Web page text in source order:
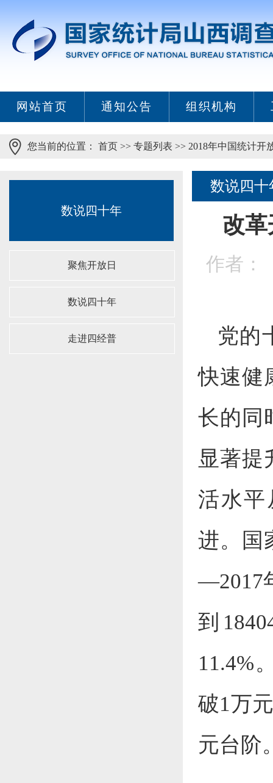
网站首页 通知公告 组织机构
您当前的位置： 首页 >> 专题列表 >> 2018年中国统计开
数说四十年
聚焦开放日
数说四十年
走进四经普
数说四十
改
作者：
党的
快速健
长的同
显著提
活水平
进。国
—2017
到
11.4%
破1万
元台阶